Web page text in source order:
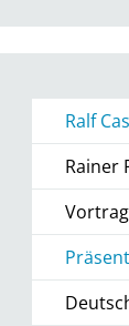
Ralf
Rainer
Vortrag